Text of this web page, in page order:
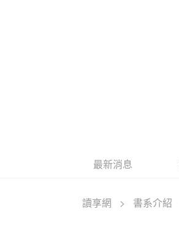
最新消息
讀享網 > 書系介紹